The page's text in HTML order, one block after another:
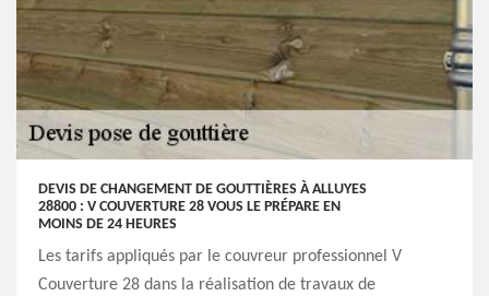
DEVIS DE CHANGEMENT DE GOUTTIÈRES À ALLUYES
28800 : V COUVERTURE 28 VOUS LE PRÉPARE EN
MOINS DE 24 HEURES
Les tarifs appliqués par le couvreur professionnel V
Couverture 28 dans la réalisation de travaux de